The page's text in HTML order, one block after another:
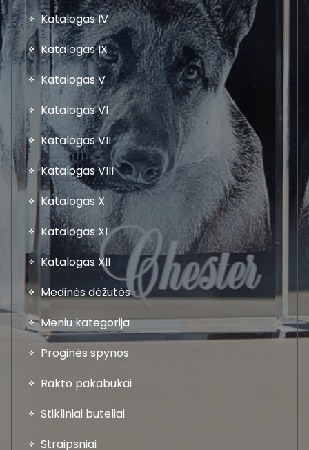
Katalogas IV
Katalogas IX
Katalogas V
Katalogas VI
Katalogas VII
Katalogas VIII
Katalogas X
Katalogas XI
Katalogas XII
Medinės dėžutės
Meniu kategorija
Proginės spynos
Rakto pakabukai
Stikliniai buteliai
Straipsniai